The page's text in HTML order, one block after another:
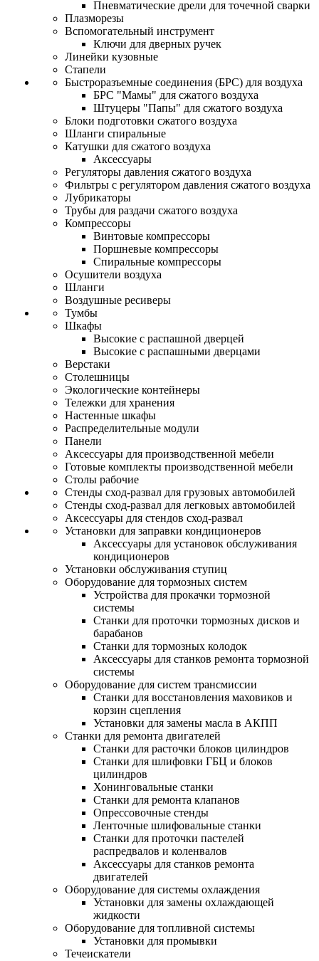
Пневматические дрели для точечной сварки
Плазморезы
Вспомогательный инструмент
Ключи для дверных ручек
Линейки кузовные
Стапели
Быстроразъемные соединения (БРС) для воздуха
БРС "Мамы" для сжатого воздуха
Штуцеры "Папы" для сжатого воздуха
Блоки подготовки сжатого воздуха
Шланги спиральные
Катушки для сжатого воздуха
Аксессуары
Регуляторы давления сжатого воздуха
Фильтры с регулятором давления сжатого воздуха
Лубрикаторы
Трубы для раздачи сжатого воздуха
Компрессоры
Винтовые компрессоры
Поршневые компрессоры
Спиральные компрессоры
Осушители воздуха
Шланги
Воздушные ресиверы
Тумбы
Шкафы
Высокие с распашной дверцей
Высокие с распашными дверцами
Верстаки
Столешницы
Экологические контейнеры
Тележки для хранения
Настенные шкафы
Распределительные модули
Панели
Аксессуары для производственной мебели
Готовые комплекты производственной мебели
Столы рабочие
Стенды сход-развал для грузовых автомобилей
Стенды сход-развал для легковых автомобилей
Аксессуары для стендов сход-развал
Установки для заправки кондиционеров
Аксессуары для установок обслуживания
кондиционеров
Установки обслуживания ступиц
Оборудование для тормозных систем
Устройства для прокачки тормозной
системы
Станки для проточки тормозных дисков и
барабанов
Станки для тормозных колодок
Аксессуары для станков ремонта тормозной
системы
Оборудование для систем трансмиссии
Станки для восстановления маховиков и
корзин сцепления
Установки для замены масла в АКПП
Станки для ремонта двигателей
Станки для расточки блоков цилиндров
Станки для шлифовки ГБЦ и блоков
цилиндров
Хонинговальные станки
Станки для ремонта клапанов
Опрессовочные стенды
Ленточные шлифовальные станки
Станки для проточки пастелей
распредвалов и коленвалов
Аксессуары для станков ремонта
двигателей
Оборудование для системы охлаждения
Установки для замены охлаждающей
жидкости
Оборудование для топливной системы
Установки для промывки
Течеискатели